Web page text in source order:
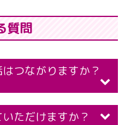
質問
つながりますか？
ただけますか？